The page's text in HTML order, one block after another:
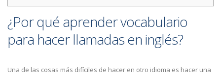
¿Por qué aprender vocabulario
para hacer llamadas en inglés?
Una de las cosas más difíciles de hacer en otro idioma es hacer una